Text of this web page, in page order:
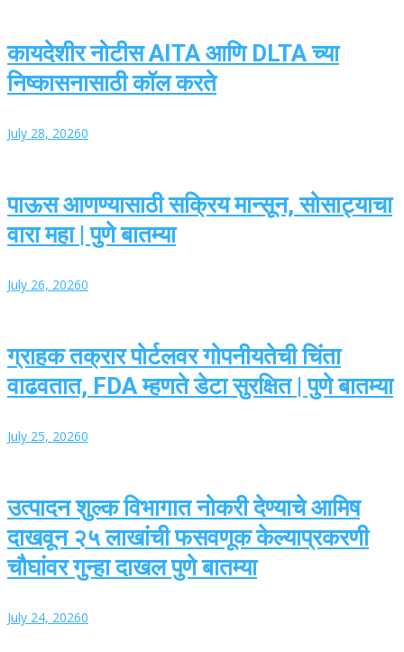
कायदेशीर नोटीस AITA आणि DLTA च्या
निष्कासनासाठी कॉल करते
July 28, 20260
पाऊस आणण्यासाठी सक्रिय मान्सून, सोसाट्याचा
वारा महा | पुणे बातम्या
July 26, 20260
ग्राहक तक्रार पोर्टलवर गोपनीयतेची चिंता
वाढवतात, FDA म्हणते डेटा सुरक्षित | पुणे बातम्या
July 25, 20260
उत्पादन शुल्क विभागात नोकरी देण्याचे आमिष
दाखवून २५ लाखांची फसवणूक केल्याप्रकरणी
चौघांवर गुन्हा दाखल पुणे बातम्या
July 24, 20260